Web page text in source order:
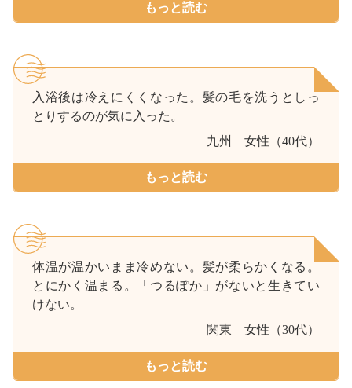
もっと読む
入浴後は冷えにくくなった。髪の毛を洗うとしっ
とりするのが気に入った。
九州
女性（40代）
もっと読む
体温が温かいまま冷めない。髪が柔らかくなる。
とにかく温まる。「つるぽか」がないと生きてい
けない。
関東
女性（30代）
もっと読む